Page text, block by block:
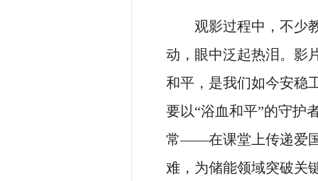
观影过程中，不少
动，眼中泛起热泪。影
和平，是我们如今安稳
要以“浴血和平”的守护
常——在课堂上传递爱
难，为储能领域突破关